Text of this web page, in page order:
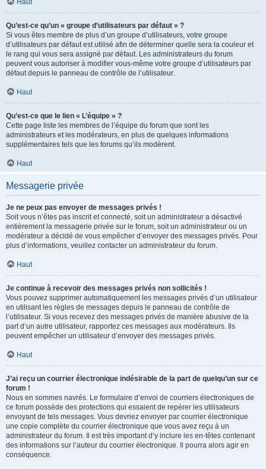
Haut
Qu’est-ce qu’un « groupe d’utilisateurs par défaut » ?
Si vous êtes membre de plus d’un groupe d’utilisateurs, votre groupe
d’utilisateurs par défaut est utilisé afin de déterminer quelle sera la couleur et
le rang qui vous sera assigné par défaut. Les administrateurs du forum
peuvent vous autoriser à modifier vous-même votre groupe d’utilisateurs par
défaut depuis le panneau de contrôle de l’utilisateur.
Haut
Qu’est-ce que le lien « L’équipe » ?
Cette page liste les membres de l’équipe du forum que sont les
administrateurs et les modérateurs, en plus de quelques informations
supplémentaires tels que les forums qu’ils modèrent.
Haut
Messagerie privée
Je ne peux pas envoyer de messages privés !
Soit vous n’êtes pas inscrit et connecté, soit un administrateur a désactivé
entièrement la messagerie privée sur le forum, soit un administrateur ou un
modérateur a décidé de vous empêcher d’envoyer des messages privés. Pour
plus d’informations, veuillez contacter un administrateur du forum.
Haut
Je continue à recevoir des messages privés non sollicités !
Vous pouvez supprimer automatiquement les messages privés d’un utilisateur
en utilisant les règles de messages depuis le panneau de contrôle de
l’utilisateur. Si vous recevez des messages privés de manière abusive de la
part d’un autre utilisateur, rapportez ces messages aux modérateurs. Ils
peuvent empêcher un utilisateur d’envoyer des messages privés.
Haut
J’ai reçu un courrier électronique indésirable de la part de quelqu’un sur ce
forum !
Nous en sommes navrés. Le formulaire d’envoi de courriers électroniques de
ce forum possède des protections qui essaient de repérer les utilisateurs
envoyant de tels messages. Vous devriez envoyer par courrier électronique
une copie complète du courrier électronique que vous avez reçu à un
administrateur du forum. Il est très important d’y inclure les en-têtes contenant
des informations sur l’auteur du courrier électronique. Il pourra alors agir en
conséquence.